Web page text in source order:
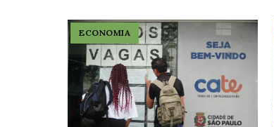
ECONOMIA